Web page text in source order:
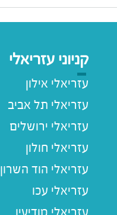
קניוני עזריאלי
עזריאלי אילון
עזריאלי תל אביב
עזריאלי ירושלים
עזריאלי חולון
עזריאלי הוד השרון
עזריאלי עכו